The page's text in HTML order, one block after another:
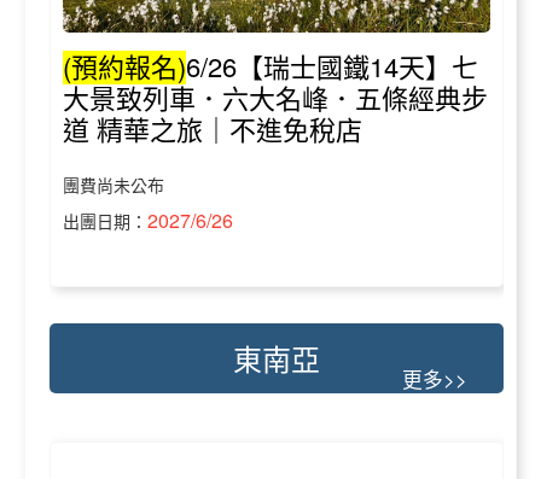
(預約報名)6/26【瑞士國鐵14天】七
大景致列車．六大名峰．五條經典步
道 精華之旅｜不進免稅店
團費尚未公布
出團日期： 2027/6/26
東南亞 更多>>